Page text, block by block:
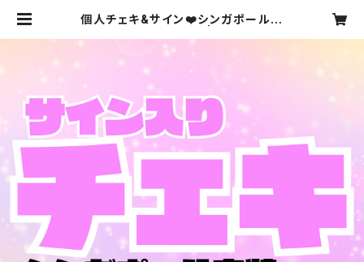
個人チェキ&サイン❤️シンガポール衣